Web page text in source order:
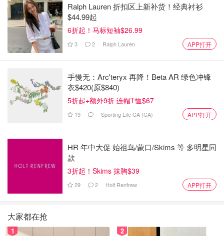
Ralph Lauren 折扣区上新补货！经典衬衫
$44.99起
6折起！马标短袖$26.99
3 2 Ralph Lauren APP打开
手慢无：Arc'teryx 再降！Beta AR 绿色冲锋
衣$420(原$840)
5折起+额外9折 连帽T恤$67
19 Sporting Life CA (CA) APP打开
HR 年中大促 始祖鸟/蒙口/Skims 等 多明星同
款
3折起！Skims 抹胸$39
29 2 Holt Renfrew APP打开
大家都在抢
1 2